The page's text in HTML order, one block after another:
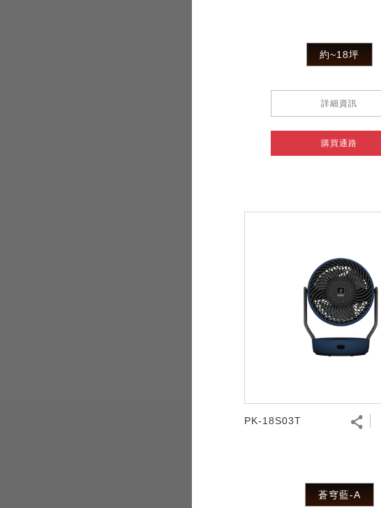
約~18坪
詳細資訊
購買通路
PK-18S03T
蒼穹藍-A